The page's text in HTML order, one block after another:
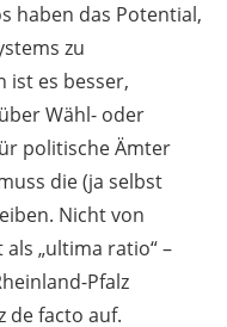
haben das Potential,
zu
ist es besser,
Wähl- oder
politische Ämter
die (ja selbst
Nicht von
„ultima ratio“ –
Pfalz
de facto auf.